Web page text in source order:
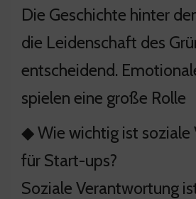
Die Geschichte hinter
die Leidenschaft des
entscheidend.
spielen eine große Rolle
◆ Wie wichtig ist soziale
für Start-ups?
Soziale Verantwortung